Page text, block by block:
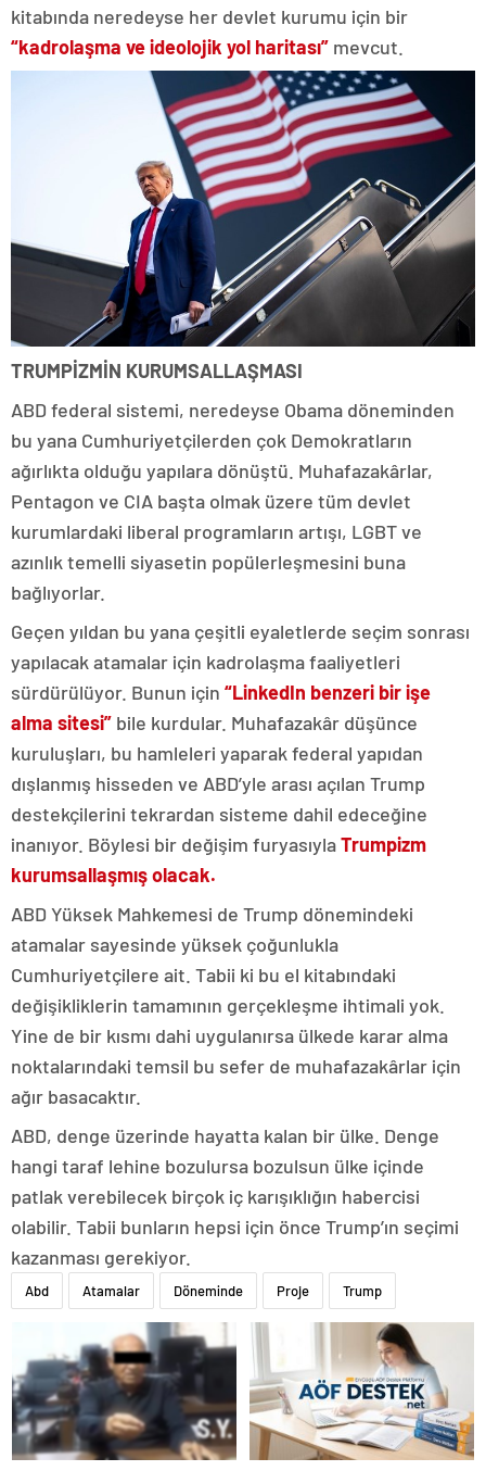
kitabında neredeyse her devlet kurumu için bir
“kadrolaşma ve ideolojik yol haritası” mevcut.
TRUMPİZMİN KURUMSALLAŞMASI
ABD federal sistemi, neredeyse Obama döneminden
bu yana Cumhuriyetçilerden çok Demokratların
ağırlıkta olduğu yapılara dönüştü. Muhafazakârlar,
Pentagon ve CIA başta olmak üzere tüm devlet
kurumlardaki liberal programların artışı, LGBT ve
azınlık temelli siyasetin popülerleşmesini buna
bağlıyorlar.
Geçen yıldan bu yana çeşitli eyaletlerde seçim sonrası
yapılacak atamalar için kadrolaşma faaliyetleri
sürdürülüyor. Bunun için “LinkedIn benzeri bir işe
alma sitesi” bile kurdular. Muhafazakâr düşünce
kuruluşları, bu hamleleri yaparak federal yapıdan
dışlanmış hisseden ve ABD’yle arası açılan Trump
destekçilerini tekrardan sisteme dahil edeceğine
inanıyor. Böylesi bir değişim furyasıylaTrumpizm
kurumsallaşmış olacak.
ABD Yüksek Mahkemesi de Trump dönemindeki
atamalar sayesinde yüksek çoğunlukla
Cumhuriyetçilere ait. Tabii ki bu el kitabındaki
değişikliklerin tamamının gerçekleşme ihtimali yok.
Yine de bir kısmı dahi uygulanırsa ülkede karar alma
noktalarındaki temsil bu sefer de muhafazakârlar için
ağır basacaktır.
ABD, denge üzerinde hayatta kalan bir ülke. Denge
hangi taraf lehine bozulursa bozulsun ülke içinde
patlak verebilecek birçok iç karışıklığın habercisi
olabilir. Tabii bunların hepsi için önce Trump’ın seçimi
kazanması gerekiyor.
Abd Atamalar Döneminde Proje Trump